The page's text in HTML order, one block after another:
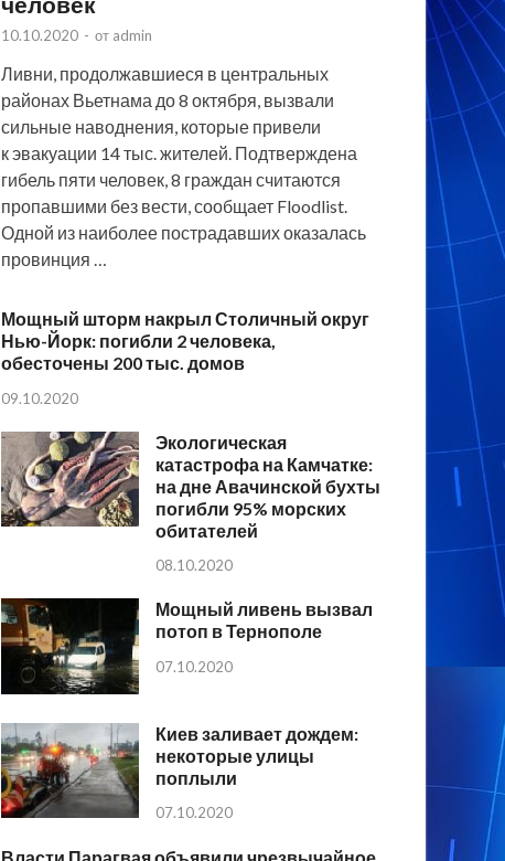
10.10.2020 - от admin
Ливни, продолжавшиеся в центральных
районах Вьетнама до 8 октября, вызвали
сильные наводнения, которые привели
к эвакуации 14 тыс. жителей. Подтверждена
гибель пяти человек, 8 граждан считаются
пропавшими без вести, сообщает Floodlist.
Одной из наиболее пострадавших оказалась
провинция …
Мощный шторм накрыл Столичный округ
Нью-Йорк: погибли 2 человека,
обесточены 200 тыс. домов
09.10.2020
Экологическая
катастрофа на Камчатке:
на дне Авачинской бухты
погибли 95% морских
обитателей
08.10.2020
Мощный ливень вызвал
потоп в Тернополе
07.10.2020
Киев заливает дождем:
некоторые улицы
поплыли
07.10.2020
Власти Парагвая объявили чрезвычайное